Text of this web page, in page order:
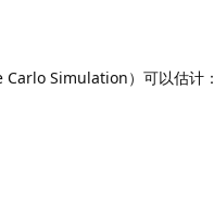
Simulation）可以估计：